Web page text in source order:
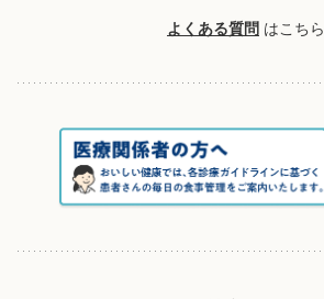
よくある質問 はこちら